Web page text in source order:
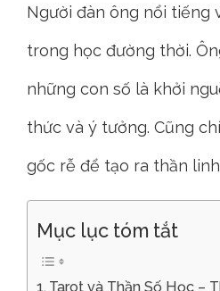
Người đàn ông nổi tiếng
trong học đường thời.
những con số là khởi
thức và ý tưởng. Cũng
gốc rễ để tạo ra thần
Mục lục tóm tắt
Tarot và Thần Số Học –